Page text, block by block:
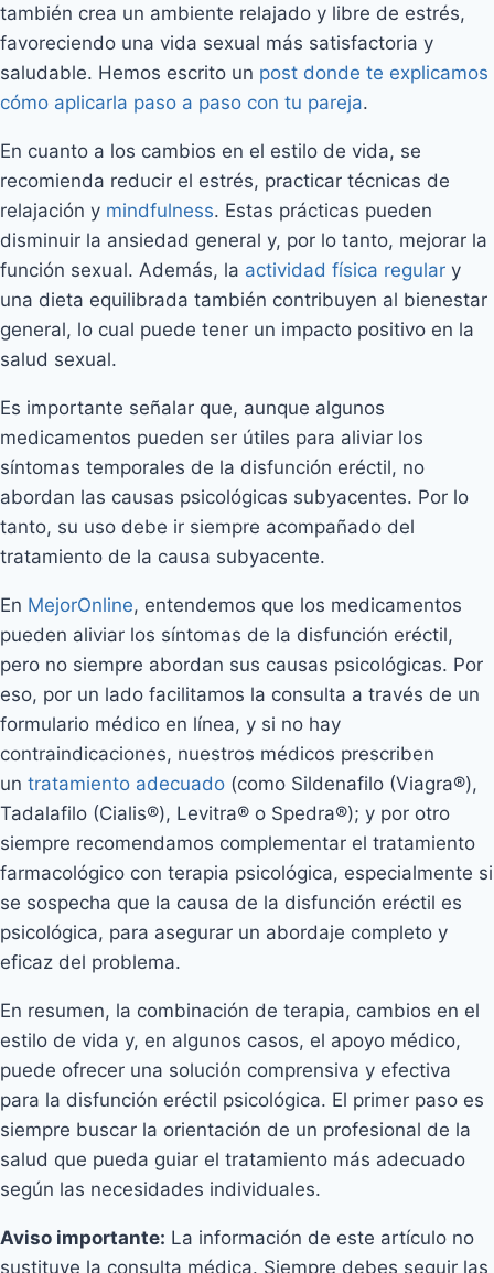
también crea un ambiente relajado y libre de estrés,
favoreciendo una vida sexual más satisfactoria y
saludable. Hemos escrito un post donde te explicamos
cómo aplicarla paso a paso con tu pareja.
En cuanto a los cambios en el estilo de vida, se
recomienda reducir el estrés, practicar técnicas de
relajación y mindfulness. Estas prácticas pueden
disminuir la ansiedad general y, por lo tanto, mejorar la
función sexual. Además, la actividad física regular y
una dieta equilibrada también contribuyen al bienestar
general, lo cual puede tener un impacto positivo en la
salud sexual.
Es importante señalar que, aunque algunos
medicamentos pueden ser útiles para aliviar los
síntomas temporales de la disfunción eréctil, no
abordan las causas psicológicas subyacentes. Por lo
tanto, su uso debe ir siempre acompañado del
tratamiento de la causa subyacente.
En MejorOnline, entendemos que los medicamentos
pueden aliviar los síntomas de la disfunción eréctil,
pero no siempre abordan sus causas psicológicas. Por
eso, por un lado facilitamos la consulta a través de un
formulario médico en línea, y si no hay
contraindicaciones, nuestros médicos prescriben
un tratamiento adecuado (como Sildenafilo (Viagra®),
Tadalafilo (Cialis®), Levitra® o Spedra®); y por otro
siempre recomendamos complementar el tratamiento
farmacológico con terapia psicológica, especialmente si
se sospecha que la causa de la disfunción eréctil es
psicológica, para asegurar un abordaje completo y
eficaz del problema.
En resumen, la combinación de terapia, cambios en el
estilo de vida y, en algunos casos, el apoyo médico,
puede ofrecer una solución comprensiva y efectiva
para la disfunción eréctil psicológica. El primer paso es
siempre buscar la orientación de un profesional de la
salud que pueda guiar el tratamiento más adecuado
según las necesidades individuales.
Aviso importante: La información de este artículo no
sustituye la consulta médica. Siempre debes seguir las